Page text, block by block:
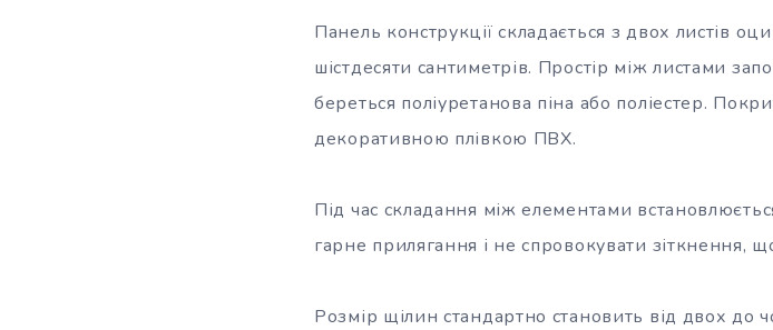
Панель конструкції складається з двох листів
шістдесяти сантиметрів. Простір між листами
береться поліуретанова піна або поліестер.
декоративною плівкою ПВХ.
Під час складання між елементами
гарне прилягання і не спровокувати зіткнення,
Розмір щілин стандартно становить від двох до